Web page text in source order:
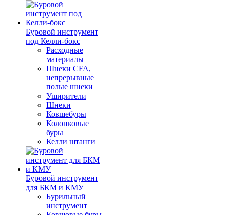
Буровой инструмент
под Келли-бокс
Расходные
материалы
Шнеки CFA,
непрерывные
полые шнеки
Уширители
Шнеки
Ковшебуры
Колонковые
буры
Келли штанги
Буровой инструмент
для БКМ и КМУ
Бурильный
инструмент